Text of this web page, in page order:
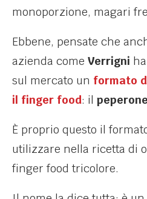
monoporzione, magari
Ebbene, pensate che
azienda come Verrigni
sul mercato un formato
il finger food: il
È proprio questo il
utilizzare nella ricetta di
finger food tricolore.